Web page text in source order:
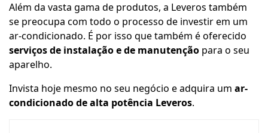
Além da vasta gama de produtos, a Leveros também
se preocupa com todo o processo de investir em um
ar-condicionado. É por isso que também é oferecido
serviços de instalação e de manutenção para o seu
aparelho.
Invista hoje mesmo no seu negócio eadquira um ar-
condicionado de alta potência Leveros.